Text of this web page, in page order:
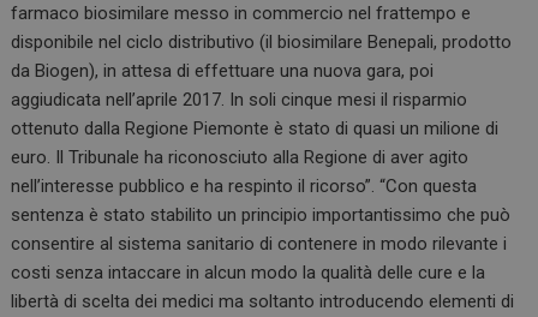
farmaco biosimilare messo in commercio nel frattempo e
disponibile nel ciclo distributivo (il biosimilare Benepali, prodotto
da Biogen), in attesa di effettuare una nuova gara, poi
aggiudicata nell’aprile 2017. In soli cinque mesi il risparmio
ottenuto dalla Regione Piemonte è stato di quasi un milione di
euro. Il Tribunale ha riconosciuto alla Regione di aver agito
nell’interesse pubblico e ha respinto il ricorso”. “Con questa
sentenza è stato stabilito un principio importantissimo che può
consentire al sistema sanitario di contenere in modo rilevante i
costi senza intaccare in alcun modo la qualità delle cure e la
libertà di scelta dei medici ma soltanto introducendo elementi di